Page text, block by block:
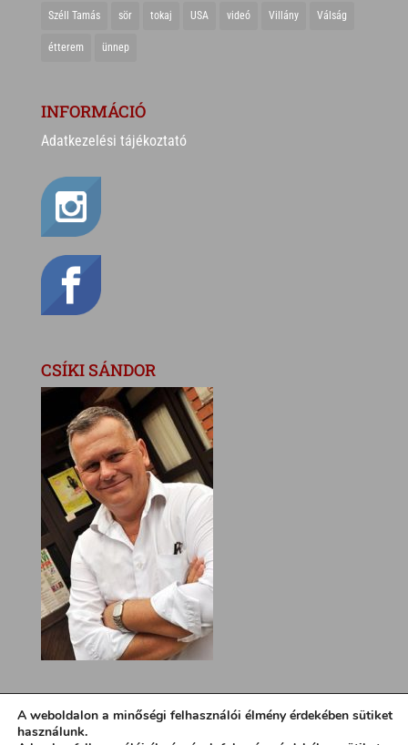
Széll Tamás sör tokaj USA videó Villány Válság
étterem ünnep
INFORMÁCIÓ
Adatkezelési tájékoztató
CSÍKI SÁNDOR
A weboldalon a minőségi felhasználói élmény érdekében sütiket
használunk.